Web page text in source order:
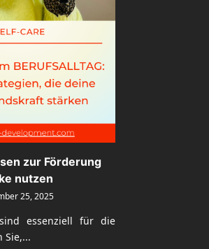
zur Förderung
nutzen
25, 2025
essenziell für die
Sie,...